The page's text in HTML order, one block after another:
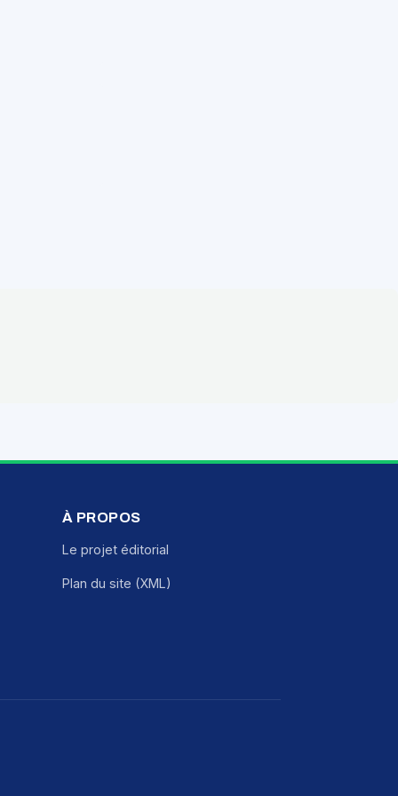
À PROPOS
Le projet éditorial
Plan du site (XML)